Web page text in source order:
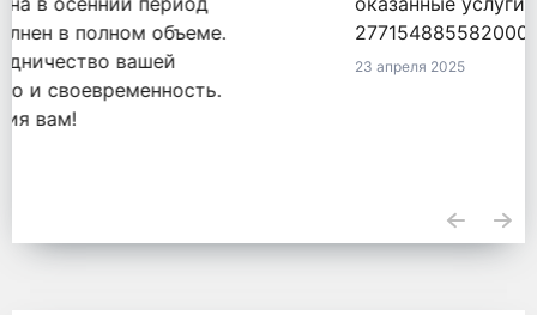
2771548855820000050 от 18.09.2020.
23 апреля 2025